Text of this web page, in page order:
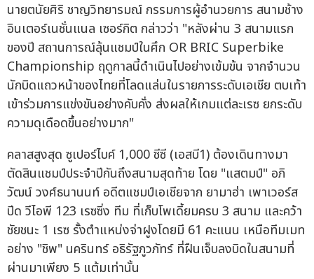
นายตนัยศิริ ชาญวิทยารมณ์ กรรมการผู้อำนวยการ สนามช้าง
อินเตอร์เนชั่นแนล เซอร์กิต กล่าวว่า "หลังผ่าน 3 สนามแรก
ของปี สถานการณ์ลุ้นแชมป์ในศึก OR BRIC Superbike
Championship ฤดูกาลนี้ดำเนินไปอย่างเข้มข้น จากจำนวน
นักบิดแถวหน้าของไทยที่โลดแล่นในรายการระดับเอเชีย ตบเท้า
เข้าร่วมการแข่งขันอย่างคับคั่ง ส่งผลให้เกมแต่ละเรซ ยกระดับ
ความดุเดือดขึ้นอย่างมาก"
คลาสสูงสุด ซูเปอร์ไบค์ 1,000 ซีซี (เอสบี1) ต้องเดินทางมา
ตัดสินแชมป์ประจำปีกันถึงสนามสุดท้าย โดย "แสตมป์" อภิ
วัฒน์ วงศ์ธนานนท์ อดีตแชมป์เอเชียจาก ยามาฮ่า เพาเวอร์ส
ปีด วีไอพี 123 เรซซิ่ง ทีม ที่เก็บโพเดี้ยมครบ 3 สนาม และคว้า
ชัยชนะ 1 เรซ รั้งตำแหน่งจ่าฝูงโดยมี 61 คะแนน เหนือทีมเมท
อย่าง "ชิพ" นครินทร์ อธิรัฐภูวภัทร์ ที่ฝืนเจ็บลงบิดในสนามที่
ผ่านมาเพียง 5 แต้มเท่านั้น